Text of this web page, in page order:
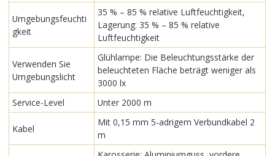
Umgebungsfeuchti
gkeit
35 % – 85 % relative Luftfeuchtigkeit,
Lagerung: 35 % – 85 % relative
Luftfeuchtigkeit
Verwenden Sie
Umgebungslicht
Glühlampe: Die Beleuchtungsstärke der
beleuchteten Fläche beträgt weniger als
3000 lx
Service-Level
Unter 2000 m
Kabel
Mit 0,15 mm 5-adrigem Verbundkabel 2
m